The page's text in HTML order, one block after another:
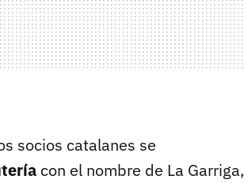
socios catalanes se
con el nombre de La Garriga,